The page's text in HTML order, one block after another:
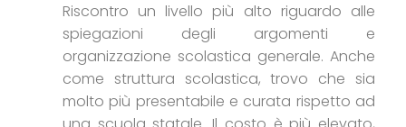
Riscontro un livello più alto riguardo alle
spiegazioni degli argomenti e
organizzazione scolastica generale. Anche
come struttura scolastica, trovo che sia
molto più presentabile e curata rispetto ad